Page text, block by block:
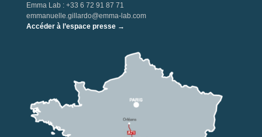
Emma Lab : +33 6 72 91 87 71
emmanuelle.gillardo@emma-lab.com
Accéder à l’espace presse →